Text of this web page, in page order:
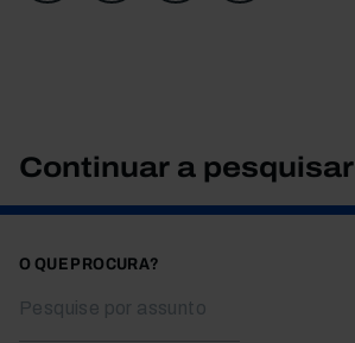
Continuar a pesquisar
O QUE PROCURA?